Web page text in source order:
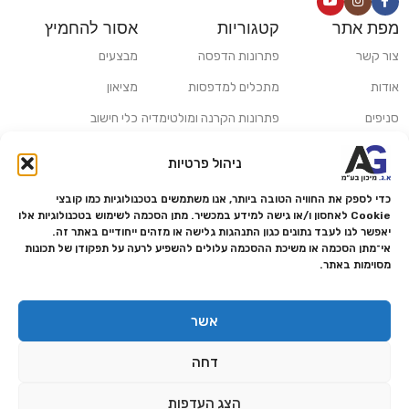
ניהול פרטיות
כדי לספק את החוויה הטובה ביותר, אנו משתמשים בטכנולוגיות כמו קובצי
Cookie לאחסון ו/או גישה למידע במכשיר. מתן הסכמה לשימוש בטכנולוגיות אלו
יאפשר לנו לעבד נתונים כגון התנהגות גלישה או מזהים ייחודיים באתר זה.
אי־מתן הסכמה או משיכת ההסכמה עלולים להשפיע לרעה על תפקודן של תכונות
מסוימות באתר.
אשר
דחה
הצג העדפות
מפת אתר
צור קשר
אודות
סניפים
משלוחים ואיסוף עצמי
מדריכים ומאמרים
מותגים
מעבדת תיקונים
הצהרת נגישות
מדיניות פרטיות
מדיניות החזרות והחזרים
קטגוריות
פתרונות הדפסה
מתכלים למדפסות
פתרונות הקרנה ומולטימדיה
פתרונות למגזר הרפואי
אסור להחמיץ
מבצעים
מציאון
כלי חישוב